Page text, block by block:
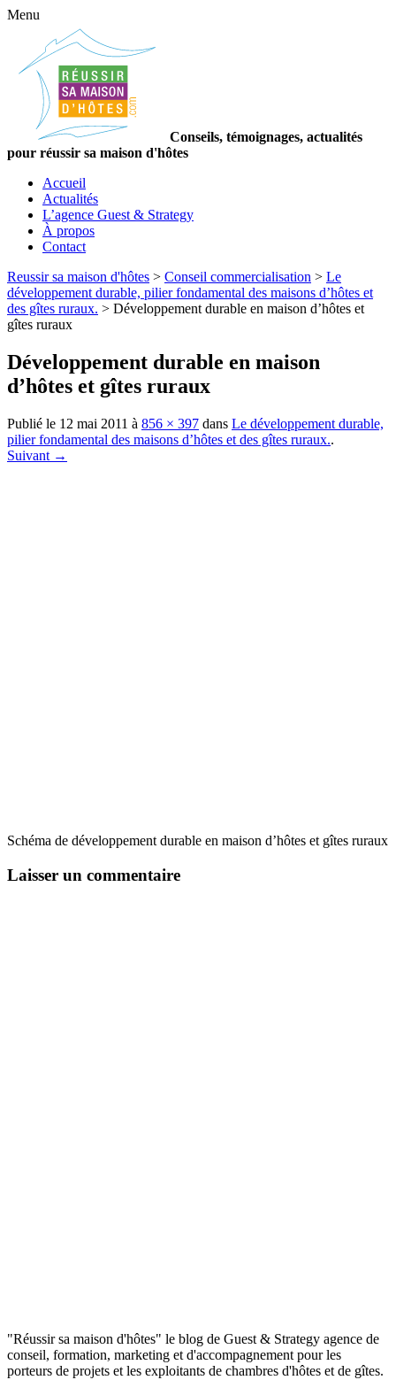
Menu
Conseils, témoignages, actualités
pour réussir sa maison d'hôtes
Accueil
Actualités
L’agence Guest & Strategy
À propos
Contact
Reussir sa maison d'hôtes > Conseil commercialisation > Le
développement durable, pilier fondamental des maisons d’hôtes et
des gîtes ruraux. > Développement durable en maison d’hôtes et
gîtes ruraux
Développement durable en maison
d’hôtes et gîtes ruraux
Publié le 12 mai 2011 à 856 × 397 dans Le développement durable,
pilier fondamental des maisons d’hôtes et des gîtes ruraux..
Suivant →
Schéma de développement durable en maison d’hôtes et gîtes ruraux
Laisser un commentaire
"Réussir sa maison d'hôtes" le blog de Guest & Strategy agence de
conseil, formation, marketing et d'accompagnement pour les
porteurs de projets et les exploitants de chambres d'hôtes et de gîtes.